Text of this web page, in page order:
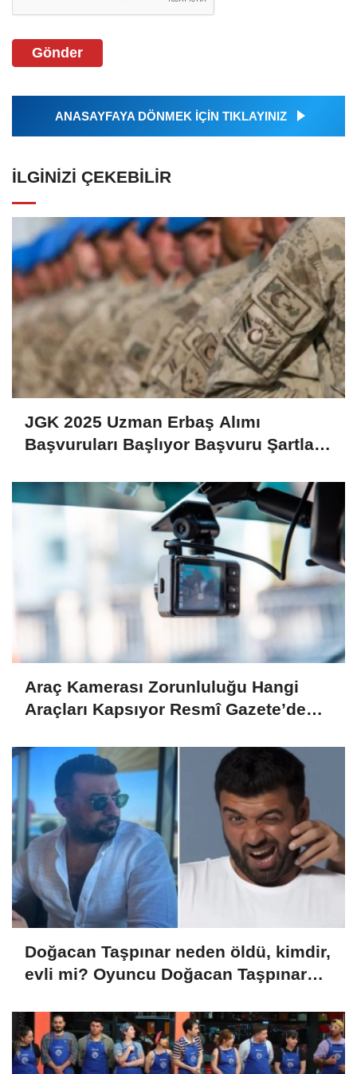
Gönder
ANASAYFAYA DÖNMEK İÇİN TIKLAYINIZ
İLGINIZI ÇEKEBILIR
JGK 2025 Uzman Erbaş Alımı
Başvuruları Başlıyor Başvuru Şartları
Araç Kamerası Zorunluluğu Hangi
Araçları Kapsıyor Resmî Gazete’de
Doğacan Taşpınar neden öldü, kimdir,
evli mi? Oyuncu Doğacan Taşpınar